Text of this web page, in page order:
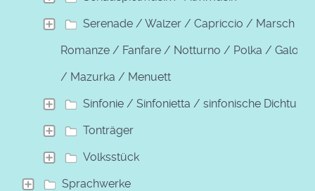
Serenade / Walzer / Capriccio / Marsch /
Romanze / Fanfare / Notturno / Polka / Galopp
/ Mazurka / Menuett
Sinfonie / Sinfonietta / sinfonische Dichtung
Tonträger
Volksstück
Sprachwerke